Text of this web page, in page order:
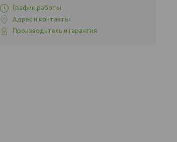
График работы
Адрес и контакты
Производитель и гарантия